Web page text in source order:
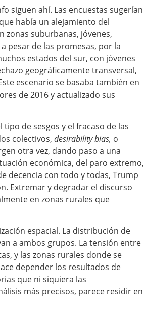
siguen ahí. Las encuestas sugerían
había un alejamiento del
zonas suburbanas, jóvenes,
pesar de las promesas, por la
estados del sur, con jóvenes
geográficamente transversal,
escenario se basaba también en
de 2016 y actualizado sus
de sesgos y el fracaso de las
colectivos, desirability bias, o
otra vez, dando paso a una
económica, del paro extremo,
decencia con todo y todas, Trump
Extremar y degradar el discurso
en zonas rurales que
espacial. La distribución de
a ambos grupos. La tensión entre
y las zonas rurales donde se
depender los resultados de
que ni siquiera las
más precisos, parece residir en